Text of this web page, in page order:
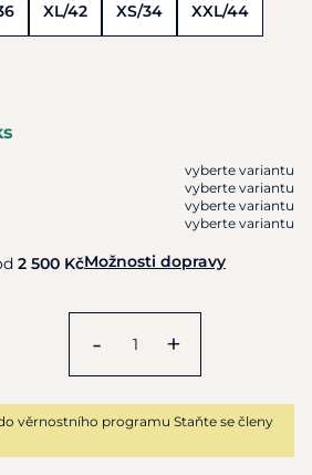
XL/42 XS/34 XXL/44
vyberte variantu
vyberte variantu
vyberte variantu
vyberte variantu
2 500 KčMožnosti dopravy
- +
věrnostního programu Staňte se členy